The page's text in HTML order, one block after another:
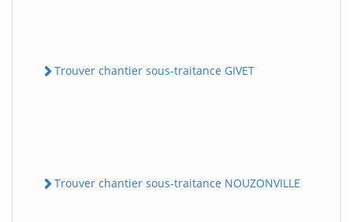
Trouver chantier sous-traitance GIVET
Trouver chantier sous-traitance NOUZONVILLE